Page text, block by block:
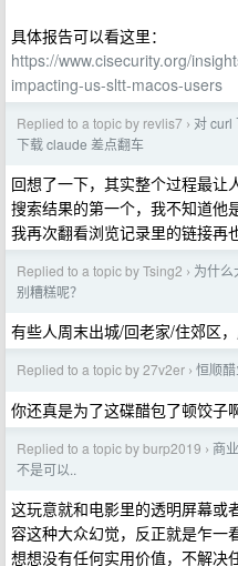
具体报告可以看这里：
https://www.cisecurity.org/
impacting-us-sltt-macos-users
Replied to a topic by revlis7 › 对 curl
下载 claude 差点翻车
回想了一下，其实整个过程最让
搜索结果的第一个，我不知道他
我再次翻看浏览记录里的链接再
Replied to a topic by Tsing2 › 为什么
别糟糕呢？
有些人周末出城/回老家/住郊区
Replied to a topic by 27v2er › 恒顺醋
你还真是为了这碟醋包了顿饺子
Replied to a topic by burp2019 › 商
不是可以..
这玩意就和电影里的透明屏幕或
容这种大众幻觉，反正就是乍一
想想没有任何实用价值，不解决